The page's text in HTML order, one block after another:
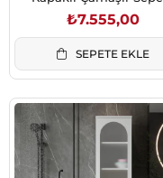
Banyo Dolabı Beyaz
60x40x180 cm
₺7.555,00
SEPETE EKLE